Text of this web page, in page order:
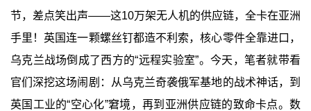
节，差点笑出声——这10万架无人机的供应链，全卡在亚洲
手里！英国连一颗螺丝钉都造不利索，核心零件全靠进口，
乌克兰战场倒成了西方的“远程实验室”。今天，笔者就带看
官们深挖这场闹剧：从乌克兰奇袭俄军基地的战术神话，到
英国工业的“空心化”窘境，再到亚洲供应链的致命卡点。数